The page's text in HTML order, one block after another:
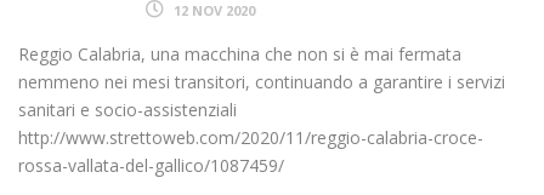
12 NOV 2020
Reggio Calabria, una macchina che non si è mai fermata
nemmeno nei mesi transitori, continuando a garantire i servizi
sanitari e socio-assistenziali
http://www.strettoweb.com/2020/11/reggio-calabria-croce-
rossa-vallata-del-gallico/1087459/